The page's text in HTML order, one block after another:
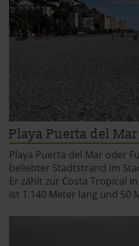
Playa Puerta del
Playa Puerta del Mar oder
beliebter Stadtstrand im
Er zählt zur Costa Tropical
ist 1.140 Meter lang und 50